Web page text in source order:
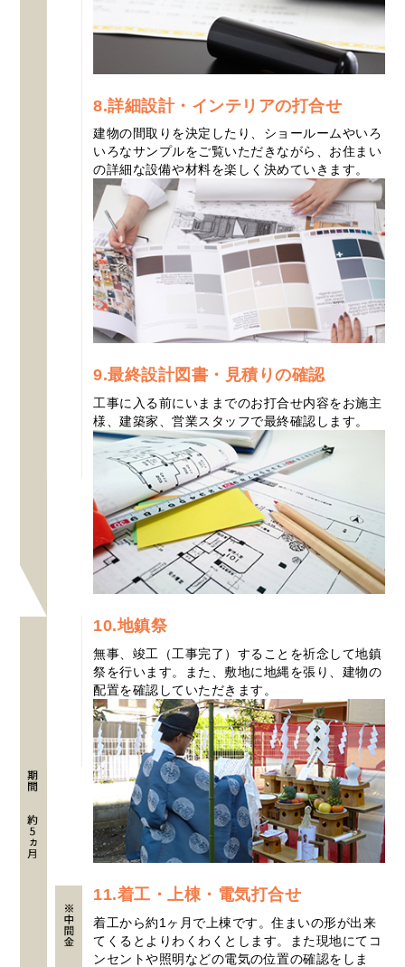
8.詳細設計・インテリアの打合せ
建物の間取りを決定したり、ショールームやいろ
いろなサンプルをご覧いただきながら、お住まい
の詳細な設備や材料を楽しく決めていきます。
9.最終設計図書・見積りの確認
工事に入る前にいままでのお打合せ内容をお施主
様、建築家、営業スタッフで最終確認します。
10.地鎮祭
無事、竣工（工事完了）することを祈念して地鎮
祭を行います。また、敷地に地縄を張り、建物の
配置を確認していただきます。
11.着工・上棟・電気打合せ
着工から約1ヶ月で上棟です。住まいの形が出来
てくるとよりわくわくとします。また現地にてコ
ンセントや照明などの電気の位置の確認をしま